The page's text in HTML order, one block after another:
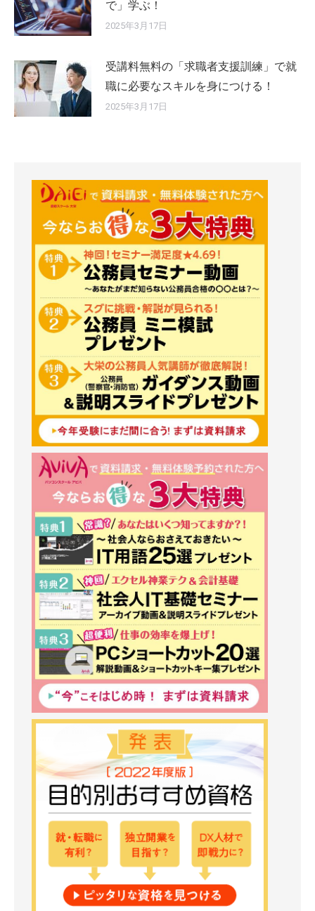
で」学ぶ！
2025年3月17日
受講料無料の「求職者支援訓練」で就
職に必要なスキルを身につける！
2025年3月17日